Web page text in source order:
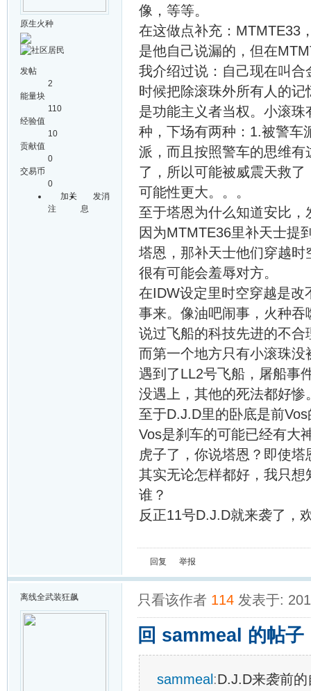
原生火种
发帖
2
能量块
110
经验值
10
贡献值
0
交易币
0
加关
注
发消
息
像，等等。
在这做点补充：MTMTE33
是他自己说漏的，但在
我介绍过说：自己现在叫
时候把除滚珠外所有人的
是功能主义者当权。小滚
种，下场有两种：1.被警车
派，而且按照警车的思维
了，所以可能被威震天救
可能性更大。。。
至于塔恩为什么知道安比
因为MTMTE36里补天士提
塔恩，那补天士他们穿越
很有可能会羞辱对方。
在IDW设定里时空穿越是
事来。像油吧闹事，火种
说过飞船的科技先进的不
而第一个地方只有小滚珠
遇到了LL2号飞船，屠船事
没遇上，其他的死法都好惨
至于D.J.D里的卧底是前
Vos是刹车的可能已经有大
虎子了，你说塔恩？即使
其实无论怎样都好，我只
谁？
反正11号D.J.D就来袭了，
回复 举报
离线全武装狂飙 只看该作者 114 发表于:
回 sammeal 的帖子
sammeal :D.J.D来袭前